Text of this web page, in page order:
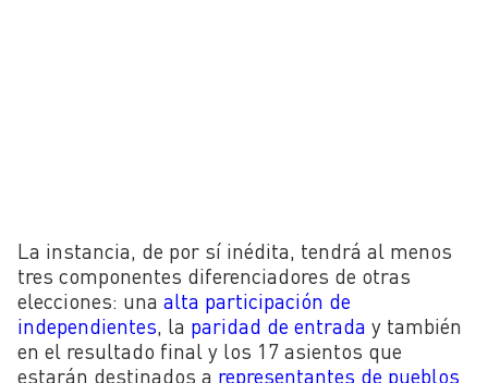
La instancia, de por sí inédita, tendrá al menos
tres componentes diferenciadores de otras
elecciones: una alta participación de
independientes, la paridad de entrada y también
en el resultado final y los 17 asientos que
estarán destinados a representantes de pueblos